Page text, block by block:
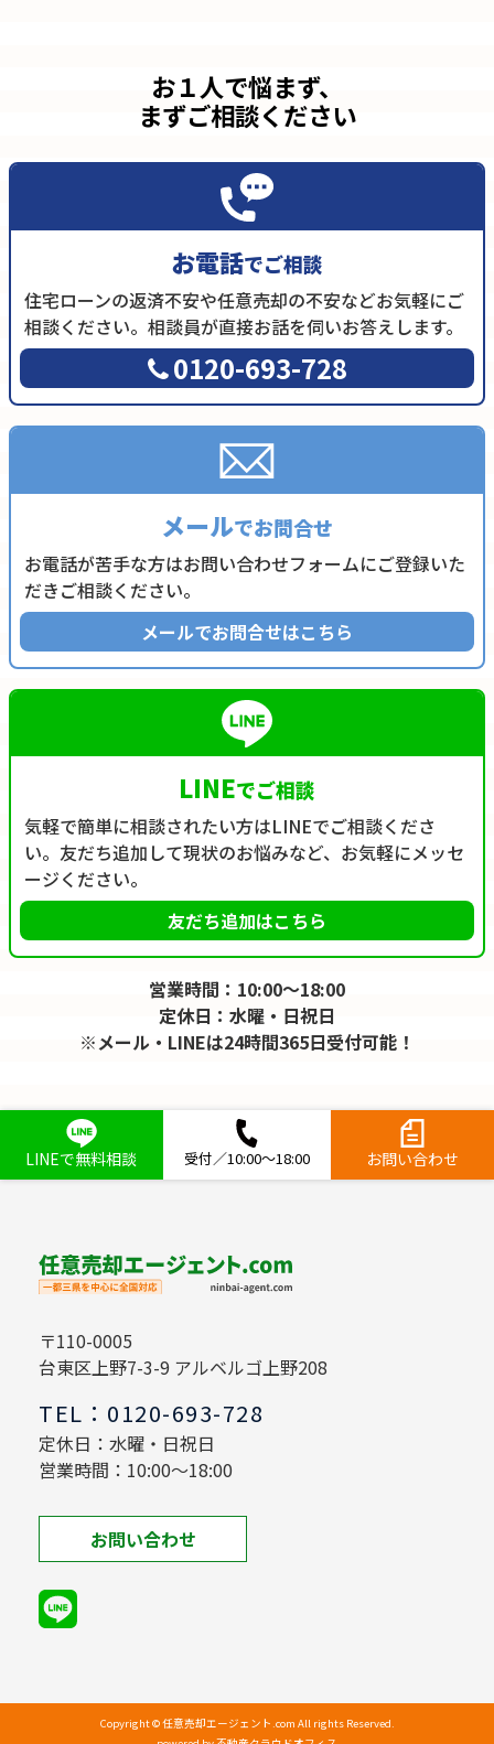
お１人で悩まず、
まずご相談ください
お電話でご相談
住宅ローンの返済不安や任意売却の不安などお気軽にご
相談ください。相談員が直接お話を伺いお答えします。
0120-693-728
メールでお問合せ
お電話が苦手な方はお問い合わせフォームにご登録いた
だきご相談ください。
メールでお問合せはこちら
LINEでご相談
気軽で簡単に相談されたい方はLINEでご相談くださ
い。友だち追加して現状のお悩みなど、お気軽にメッセ
ージください。
友だち追加はこちら
営業時間：10:00～18:00
定休日：水曜・日祝日
※メール・LINEは24時間365日受付可能！
LINEで無料相談 受付／10:00～18:00 お問い合わせ
〒110-0005
台東区上野7-3-9 アルベルゴ上野208
TEL：0120-693-728
定休日：水曜・日祝日
営業時間：10:00～18:00
お問い合わせ
Copyright © 任意売却エージェント.com All rights Reserved.